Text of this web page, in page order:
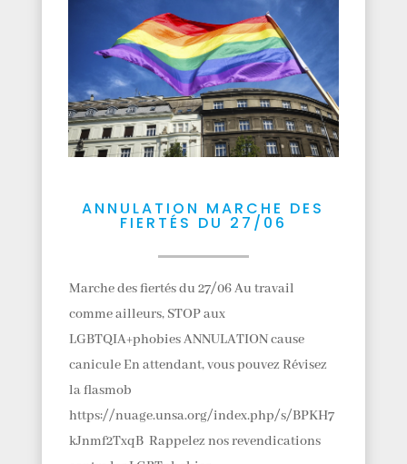
ANNULATION MARCHE DES
FIERTÉS DU 27/06
Marche des fiertés du 27/06 Au travail
comme ailleurs, STOP aux
LGBTQIA+phobies ANNULATION cause
canicule En attendant, vous pouvez Révisez
la flasmob
https://nuage.unsa.org/index.php/s/BPKH7
kJnmf2TxqB Rappelez nos revendications